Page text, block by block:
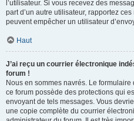
l’utilisateur. Si vous recevez des
part d’un autre utilisateur, rapportez
peuvent empêcher un utilisateur
Haut
J’ai reçu un courrier électronique
forum !
Nous en sommes navrés. Le
ce forum possède des protections qui
envoyant de tels messages. Vous
une copie complète du courrier